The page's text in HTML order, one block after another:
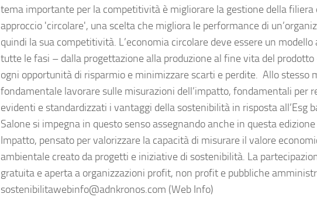
tema importante per la competitività è migliorare la gestione della filiera
approccio 'circolare', una scelta che migliora le performance di
quindi la sua competitività. L’economia circolare deve essere un
tutte le fasi – dalla progettazione alla produzione al fine vita del prodotto
ogni opportunità di risparmio e minimizzare scarti e perdite. Allo stesso
fondamentale lavorare sulle misurazioni dell’impatto, fondamentali per
evidenti e standardizzati i vantaggi della sostenibilità in risposta all’Esg
Salone si impegna in questo senso assegnando anche in questa
Impatto, pensato per valorizzare la capacità di misurare il valore
ambientale creato da progetti e iniziative di sostenibilità. La
gratuita e aperta a organizzazioni profit, non profit e pubbliche
sostenibilitawebinfo@adnkronos.com (Web Info)